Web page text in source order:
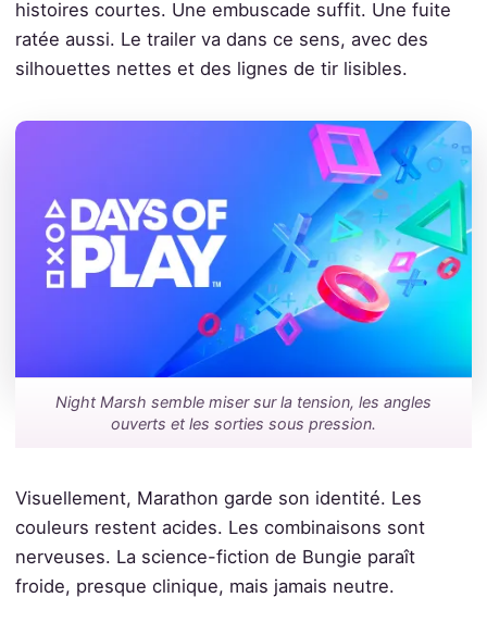
histoires courtes. Une embuscade suffit. Une fuite
ratée aussi. Le trailer va dans ce sens, avec des
silhouettes nettes et des lignes de tir lisibles.
Night Marsh semble miser sur la tension, les angles
ouverts et les sorties sous pression.
Visuellement, Marathon garde son identité. Les
couleurs restent acides. Les combinaisons sont
nerveuses. La science-fiction de Bungie paraît
froide, presque clinique, mais jamais neutre.